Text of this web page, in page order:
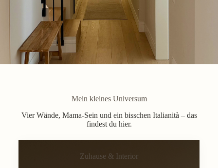
Mein kleines Universum
Vier Wände, Mama-Sein und ein bisschen Italianità – das
findest du hier.
Zuhause & Interior